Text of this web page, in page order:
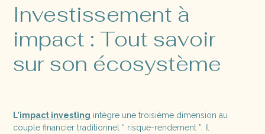
Investissement à
impact : Tout savoir
sur son écosystème
L’impact investing intègre une troisième dimension au
couple financier traditionnel “ risque-rendement ”. Il